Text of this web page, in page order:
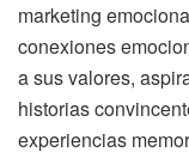
marketing
conexiones
a sus valores,
historias
experiencias